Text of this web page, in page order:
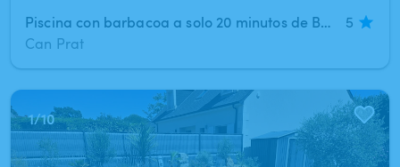
Piscina con barbacoa a solo 20 minutos de Barcelona
5
Can Prat
1/10